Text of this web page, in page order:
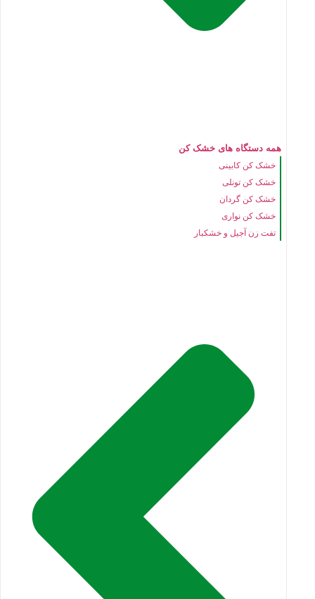
همه دستگاه های خشک کن
خشک کن کابینی
خشک کن تونلی
خشک کن گردان
خشک کن نواری
تفت زن آجیل و خشکبار